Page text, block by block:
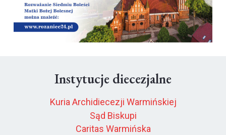
Instytucje diecezjalne
Kuria Archidiecezji Warmińskiej
Sąd Biskupi
Caritas Warmińska